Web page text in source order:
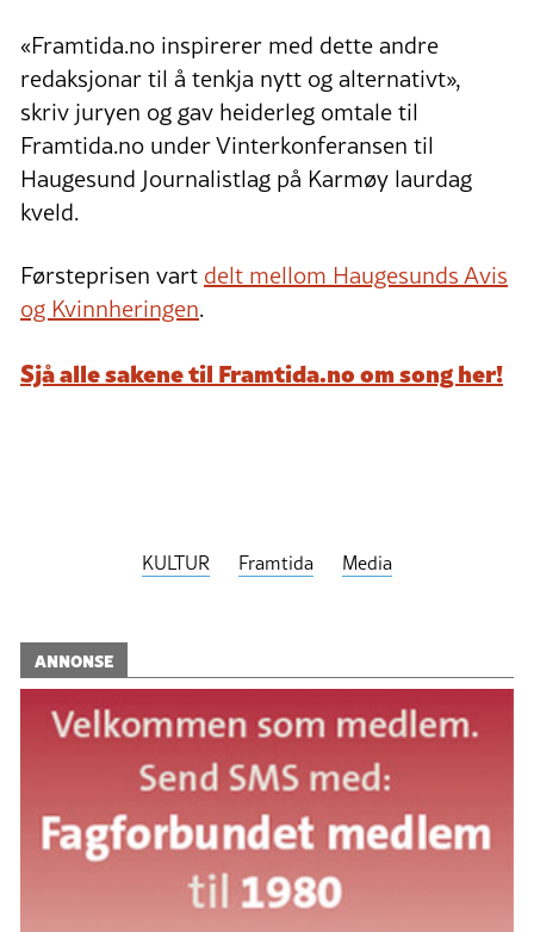
«Framtida.no inspirerer med dette andre
redaksjonar til å tenkja nytt og alternativt»,
skriv juryen og gav heiderleg omtale til
Framtida.no under Vinterkonferansen til
Haugesund Journalistlag på Karmøy laurdag
kveld.
Førsteprisen vart delt mellom Haugesunds Avis
og Kvinnheringen.
Sjå alle sakene til Framtida.no om song her!
KULTUR Framtida Media
ANNONSE